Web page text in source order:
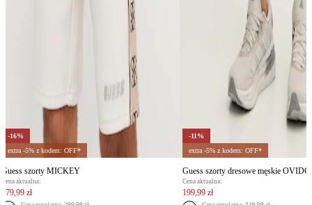
-16%
extra -5% z kodem: OFF*
Guess szorty MICKEY
Cena aktualna:
179,99 zł
-11%
extra -5% z kodem: OFF*
Guess szorty dresowe męskie OVIDO
Cena aktualna:
199,99 zł